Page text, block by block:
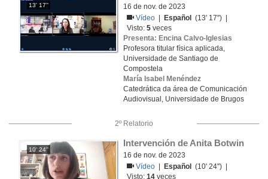
13' 17''
16 de nov. de 2023
Vídeo
Español
(13' 17'') |
Visto:5 veces
Presenta: Encina Calvo-Iglesias
Profesora titular física aplicada,
Universidade de Santiago de
Compostela
María Isabel Menéndez
Catedrática da área de Comunicación
Audiovisual, Universidade de Brugos
2º Relatorio
10' 24''
Intervención de Anita Botwin
16 de nov. de 2023
Vídeo
Español
(10' 24'') |
Visto:14 veces